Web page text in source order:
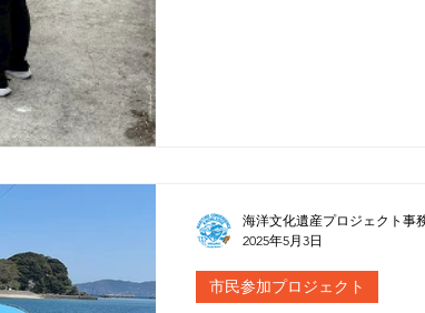
市民参加プロジェクト
海洋文化遺産プロジェクト事
2025年5月3日